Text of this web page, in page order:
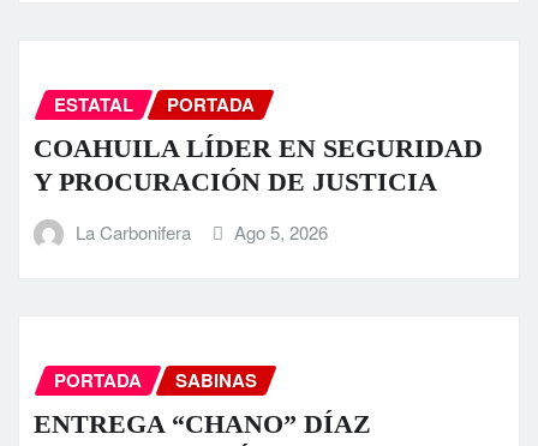
ESTATAL PORTADA
COAHUILA LÍDER EN SEGURIDAD
Y PROCURACIÓN DE JUSTICIA
La Carbonifera Ago 5, 2026
PORTADA SABINAS
ENTREGA “CHANO” DÍAZ